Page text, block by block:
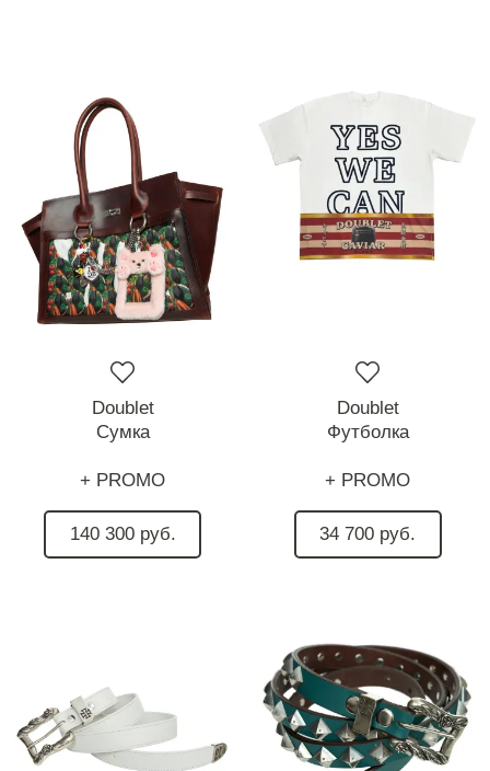
Doublet
Сумка
+ PROMO
140 300 руб.
Doublet
Футболка
+ PROMO
34 700 руб.